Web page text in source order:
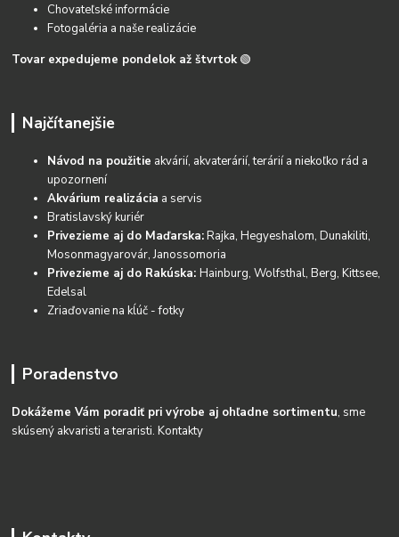
Chovateľské informácie
Fotogaléria a naše realizácie
Tovar expedujeme pondelok až štvrtok 🟢
Najčítanejšie
Návod na použitie akvárií, akvaterárií, terárií a niekoľko rád a
upozornení
Akvárium realizácia a servis
Bratislavský kuriér
Privezieme aj do Maďarska:Rajka, Hegyeshalom, Dunakiliti,
Mosonmagyarovár, Janossomoria
Privezieme aj do Rakúska:Hainburg, Wolfsthal, Berg, Kittsee,
Edelsal
Zriaďovanie na kĺúč - fotky
Poradenstvo
Dokážeme Vám poradiť pri výrobe aj ohľadne sortimentu, sme
skúsený akvaristi a teraristi.Kontakty